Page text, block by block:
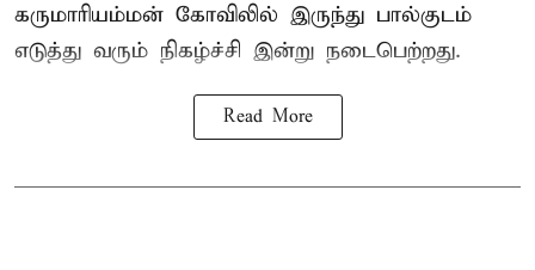
கருமாரியம்மன் கோவிலில் இருந்து பால்குடம்
எடுத்து வரும் நிகழ்ச்சி இன்று நடைபெற்றது.
Read More